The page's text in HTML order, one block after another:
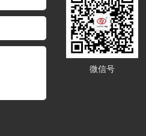
微信号